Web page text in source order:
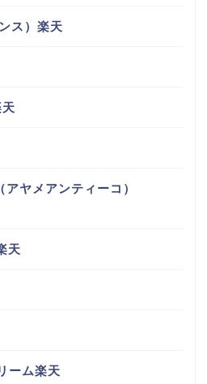
ス）楽天
ヤメアンティーコ）
天
ーム楽天